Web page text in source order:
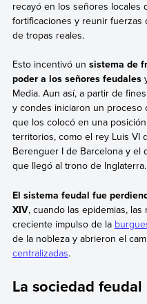
recayó en los señores locales
fortificaciones y reunir fuerzas
de tropas reales.
Esto incentivó un sistema de
poder a los señores feudales
Media. Aun así, a partir de
y condes iniciaron un
que los colocó en una
territorios, como el rey Luis VI
Berenguer I de Barcelona y el
que llegó al trono de Inglaterra.
El sistema feudal fue
XIV, cuando las epidemias,
creciente impulso de la
de la nobleza y abrieron el
centralizadas.
La sociedad feudal